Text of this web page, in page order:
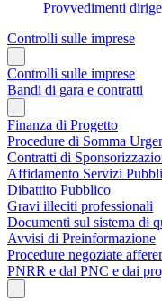
Provvedimenti
Controlli sulle imprese
Controlli sulle imprese
Bandi di gara e contratti
Finanza di Progetto
Procedure di Somma
Contratti di
Affidamento Servizi
Dibattito Pubblico
Gravi illeciti professionali
Documenti sul sistema di
Avvisi di Preinformazione
Procedure negoziate
PNRR e dal PNC e dai